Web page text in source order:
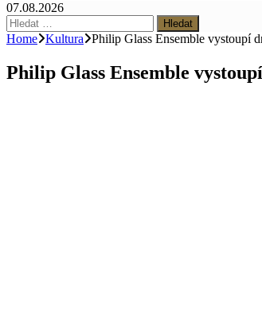
07.08.2026
Vyhledávání
Home Kultura Philip Glass Ensemble vystoupí
Philip Glass Ensemble